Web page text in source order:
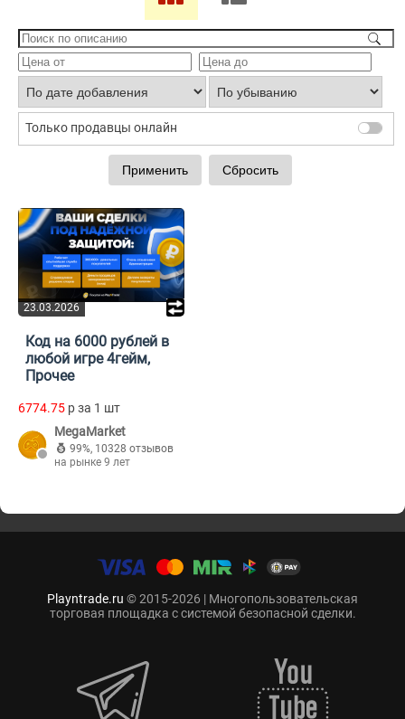
Только продавцы онлайн
23.03.2026
Код на 6000 рублей в
любой игре 4гейм,
Прочее
6774.75 p за 1 шт
MegaMarket
99%, 10328 отзывов
на рынке 9 лет
Playntrade.ru © 2015-2026 | Многопользовательская
торговая площадка с системой безопасной сделки.